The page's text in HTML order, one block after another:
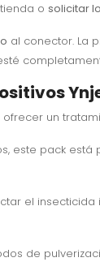
o solicitar
al conector. La
un
este pack
el
de